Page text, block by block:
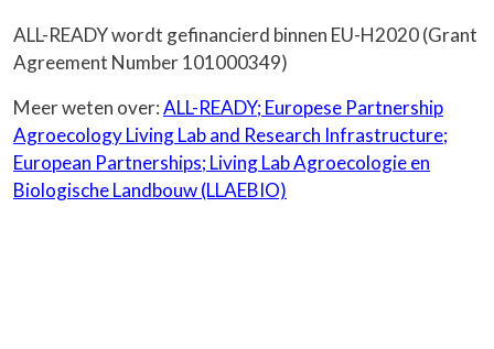
ALL-READY wordt gefinancierd binnen EU-H2020 (Grant
Agreement Number 101000349)
Meer weten over:ALL-READY;Europese Partnership
Agroecology Living Lab and Research Infrastructure;
European Partnerships;Living Lab Agroecologie en
Biologische Landbouw(LLAEBIO)